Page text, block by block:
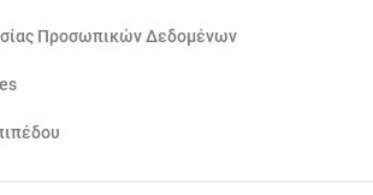
Προσωπικών Δεδομένων